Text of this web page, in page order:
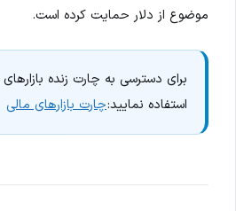
موضوع از دلار حمایت کرده است.
برای دسترسی به چارت زنده
استفاده نمایید:چارت بازارهای مالی